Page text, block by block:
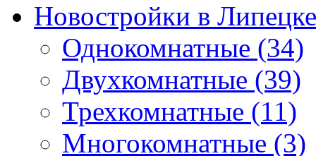
Новостройки в Липецке
Однокомнатные (34)
Двухкомнатные (39)
Трехкомнатные (11)
Многокомнатные (3)